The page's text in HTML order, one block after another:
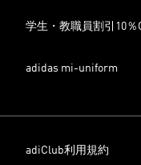
学生・教職員割引10％
adidas mi-uniform
adiClub利用規約